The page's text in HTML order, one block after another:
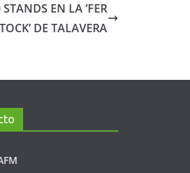
EN LA ‘FER
DE TALAVERA